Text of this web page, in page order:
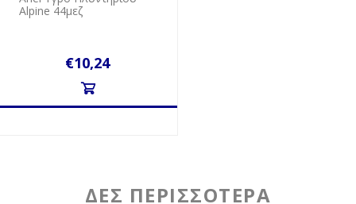
Alpine 44μεζ
€10,24